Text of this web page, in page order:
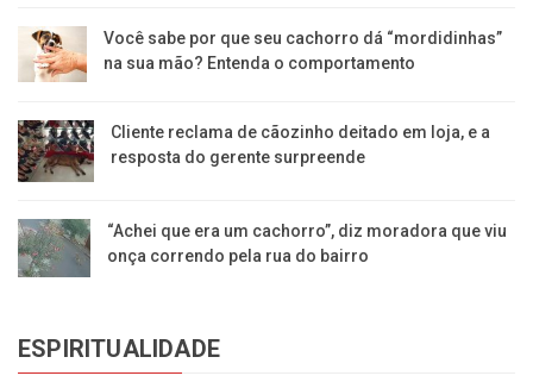
Você sabe por que seu cachorro dá “mordidinhas”
na sua mão? Entenda o comportamento
Cliente reclama de cãozinho deitado em loja, e a
resposta do gerente surpreende
“Achei que era um cachorro”, diz moradora que viu
onça correndo pela rua do bairro
ESPIRITUALIDADE